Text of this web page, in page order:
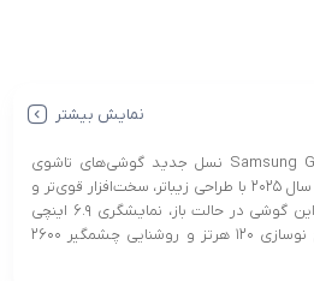
نمایش بیشتر
معرفی گوشی Samsung Galaxy Z Flip 7 نسل جدید گوشی‌های تاشوی
محبوب سامسونگ است که در سال ۲۰۲۵ با طراحی زیباتر، سخت‌افزار قوی‌تر و
امکانات کاربردی‌تر معرفی شد. این گوشی در حالت باز، نمایشگری ۶.۹ اینچی
Dynamic AMOLED 2X با نرخ نوسازی ۱۲۰ هرتز و روشنایی چشمگیر ۲۶۰۰